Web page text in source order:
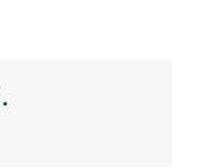
.